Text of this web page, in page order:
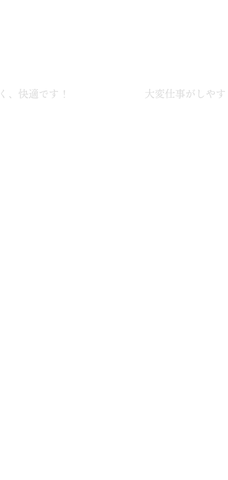
適です！ 大変仕事がしやすく